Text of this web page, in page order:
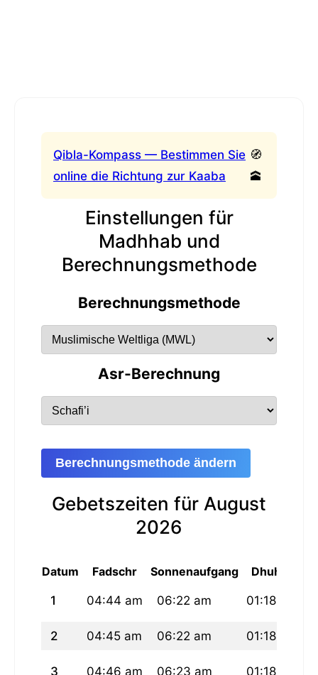
Qibla-Kompass — Bestimmen Sie
online die Richtung zur Kaaba
🧭
🕋
Einstellungen für
Madhhab und
Berechnungsmethode
Berechnungsmethode
Asr-Berechnung
Berechnungsmethode ändern
Gebetszeiten für August
2026
Datum Fadschr Sonnenaufgang Dhuhur
1 04:44 am 06:22 am 01:18 pm
2 04:45 am 06:22 am 01:18 pm
3 04:46 am 06:23 am 01:18 pm